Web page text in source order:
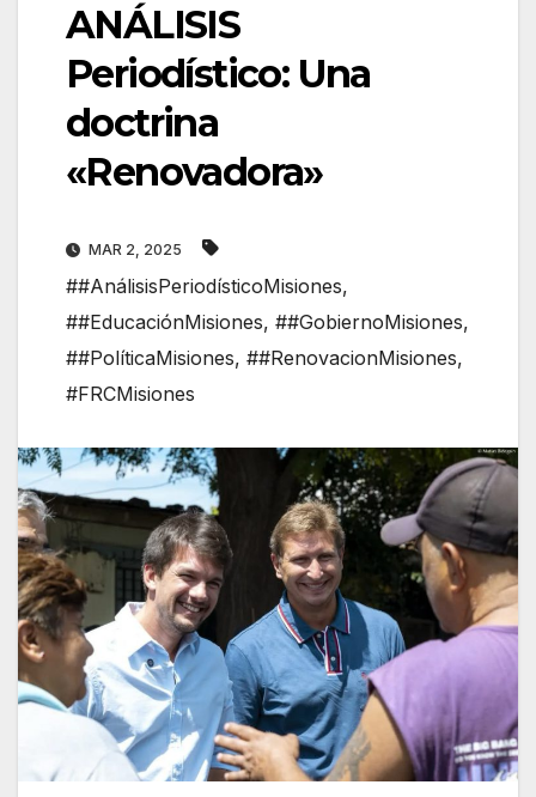
ANÁLISIS
Periodístico: Una
doctrina
«Renovadora»
MAR 2, 2025
##AnálisisPeriodísticoMisiones,
##EducaciónMisiones, ##GobiernoMisiones,
##PolíticaMisiones, ##RenovacionMisiones,
#FRCMisiones